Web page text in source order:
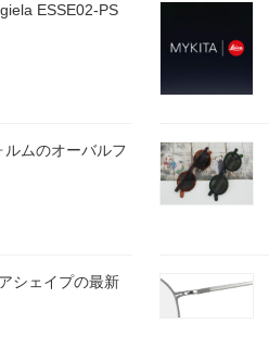
ESSE02-PS
ルムのオーバルフ
シェイプの最新